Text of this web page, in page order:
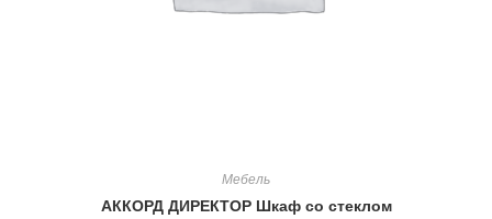
Мебель
АККОРД ДИРЕКТОР Шкаф со стеклом